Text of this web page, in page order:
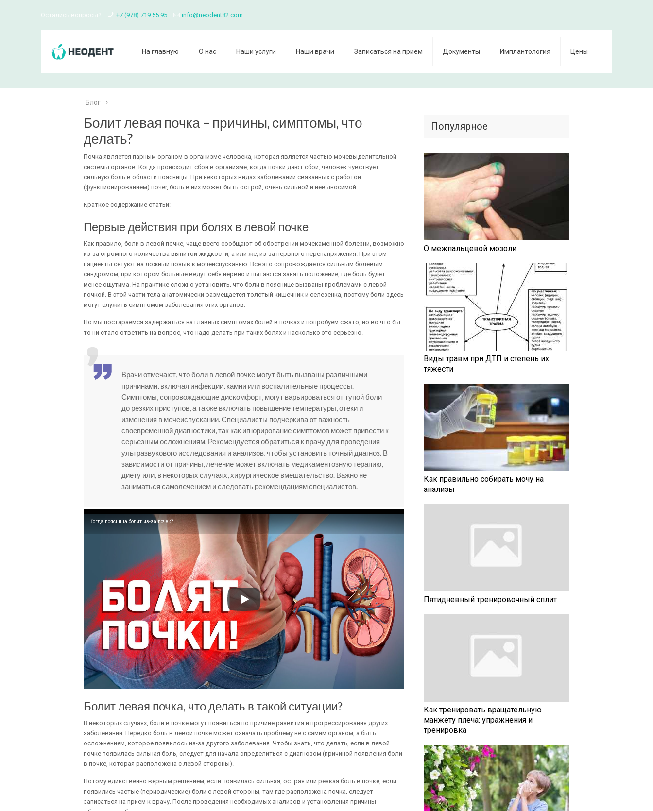
Остались вопросы? +7 (978) 719 55 95 info@neodent82.com
На главную О нас Наши услуги Наши врачи Записаться на прием Документы Имплантология Цены
Блог ›
Болит левая почка – причины, симптомы, что
делать?
Почка является парным органом в организме человека, которая является частью мочевыделительной
системы органов. Когда происходит сбой в организме, когда почки дают сбой, человек чувствует
сильную боль в области поясницы. При некоторых видах заболеваний связанных с работой
(функционированием) почеr, боль в них может быть острой, очень сильной и невыносимой.
Краткое содержание статьи:
Первые действия при болях в левой почке
Как правило, боли в левой почке, чаще всего сообщают об обострении мочекаменной болезни, возможно
из-за огромного количества выпитой жидкости, а или же, из-за нервного перенапряжения. При этом
пациенты сетуют на ложный позыв к мочеиспусканию. Все это сопровождается сильным болевым
синдромом, при котором больные ведут себя нервно и пытаются занять положение, где боль будет
менее ощутима. На практике сложно установить, что боли в пояснице вызваны проблемами с левой
почкой. В этой части тела анатомически размещается толстый кишечник и селезенка, поэтому боли здесь
могут служить симптомом заболевания этих органов.
Но мы постараемся задержаться на главных симптомах болей в почках и попробуем сжато, но во что бы
то ни стало ответить на вопрос, что надо делать при таких болях и насколько это серьезно.
Врачи отмечают, что боли в левой почке могут быть вызваны различными
причинами, включая инфекции, камни или воспалительные процессы.
Симптомы, сопровождающие дискомфорт, могут варьироваться от тупой боли
до резких приступов, а также включать повышение температуры, отеки и
изменения в мочеиспускании. Специалисты подчеркивают важность
своевременной диагностики, так как игнорирование симптомов может привести к
серьезным осложнениям. Рекомендуется обратиться к врачу для проведения
ультразвукового исследования и анализов, чтобы установить точный диагноз. В
зависимости от причины, лечение может включать медикаментозную терапию,
диету или, в некоторых случаях, хирургическое вмешательство. Важно не
заниматься самолечением и следовать рекомендациям специалистов.
Когда поясница болит из-за почек?
Болит левая почка, что делать в такой ситуации?
В некоторых случаях, боли в почке могут появиться по причине развития и прогрессирования других
заболеваний. Нередко боль в левой почке может означать проблему не с самим органом, а быть
осложнением, которое появилось из-за другого заболевания. Чтобы знать, что делать, если в левой
почке появилась сильная боль, следует для начала определиться с диагнозом (причиной появления боли
в почке, которая расположена с левой стороны).
Потому единственно верным решением, если появилась сильная, острая или резкая боль в почке, если
появились частые (периодические) боли с левой стороны, там где расположена почка, следует
записаться на прием к врачу. После проведения необходимых анализов и установления причины
Популярное
О межпальцевой мозоли
Виды травм при ДТП и степень их
тяжести
Как правильно собирать мочу на
анализы
Пятидневный тренировочный сплит
Как тренировать вращательную
манжету плеча: упражнения и
тренировка